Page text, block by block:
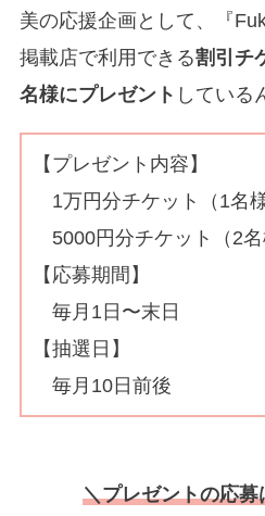
美の応援企画として、『
掲載店で利用できる割引チ
名様にプレゼント している
【プレゼント内容】
1万円分チケット（1名様
5000円分チケット（2名
【応募期間】
毎月1日〜末日
【抽選日】
毎月10日前後
＼プレゼントの応募